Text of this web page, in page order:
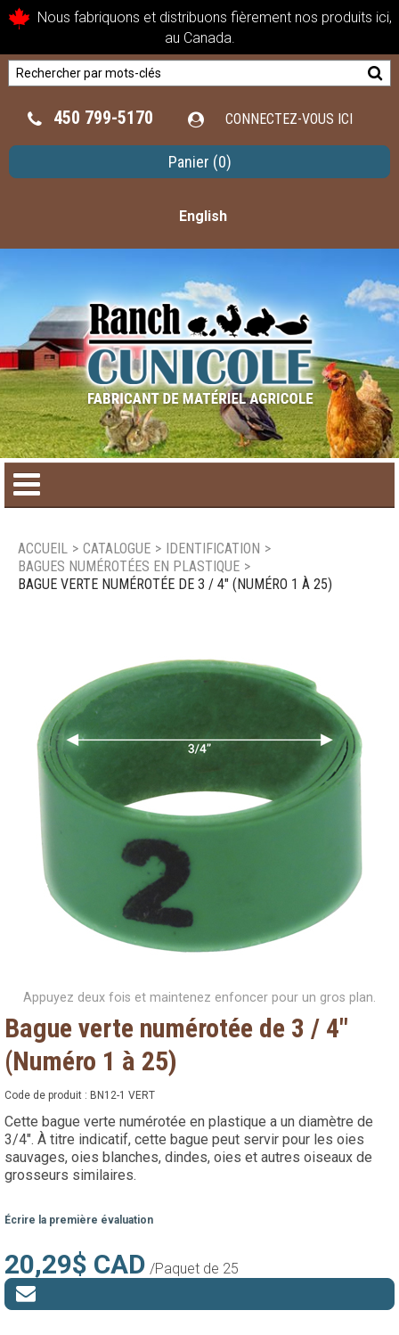
Nous fabriquons et distribuons fièrement nos produits ici,
au Canada.
450 799-5170 CONNECTEZ-VOUS ICI
Panier (0)
English
Catalogue de produit
Nouveaux produits
Nous joindre
ACCUEIL > CATALOGUE > IDENTIFICATION >
BAGUES NUMÉROTÉES EN PLASTIQUE >
BAGUE VERTE NUMÉROTÉE DE 3 / 4" (NUMÉRO 1 À 25)
Appuyez deux fois et maintenez enfoncer pour un gros plan.
Bague verte numérotée de 3 / 4"
(Numéro 1 à 25)
Code de produit : BN12-1 VERT
Cette bague verte numérotée en plastique a un diamètre de
3/4". À titre indicatif, cette bague peut servir pour les oies
sauvages, oies blanches, dindes, oies et autres oiseaux de
grosseurs similaires.
Écrire la première évaluation
20,29$ CAD /Paquet de 25